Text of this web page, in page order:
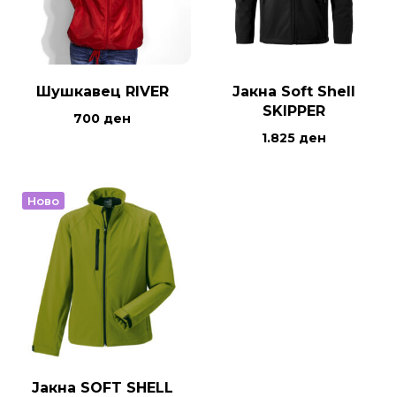
Шушкавец RIVER
700 ден
Јакна Soft Shell
SKIPPER
1.825 ден
Ново
Јакна SOFT SHELL